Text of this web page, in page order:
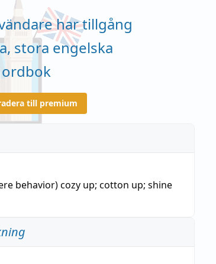
har tillgång
stora engelska
ordbok
till premium
behavior)cozy up; cotton up; shine